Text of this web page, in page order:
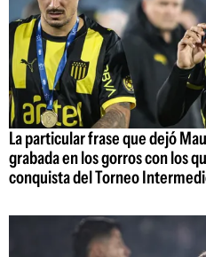
La particular frase que dejó
grabada en los gorros con los
conquista del Torneo